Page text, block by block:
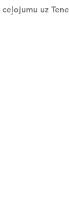
ceļojumu uz